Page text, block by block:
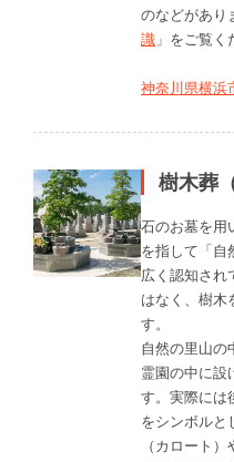
のなどがあり
識 」をご覧く
神奈川県横浜
樹木葬
石のお墓を用
を指して「自
広く認知され
はなく、樹木
す。
自然の里山の
霊園の中に設
す。実際には
をシンボルと
（カロート